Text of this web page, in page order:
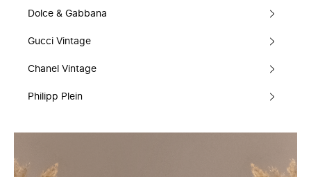
Dolce & Gabbana
Gucci Vintage
Chanel Vintage
Philipp Plein